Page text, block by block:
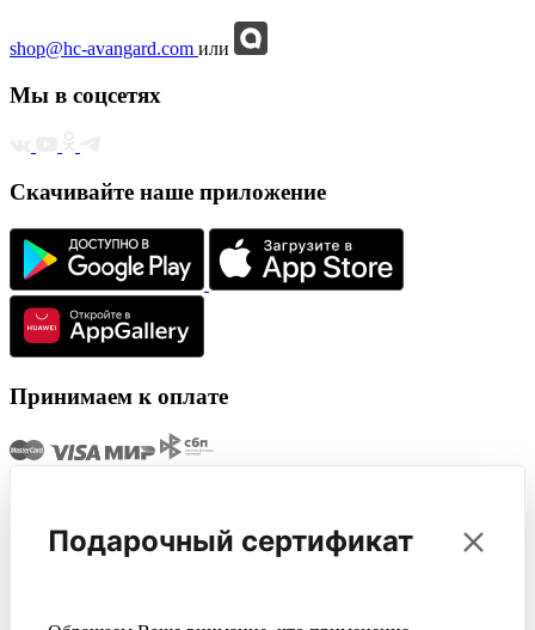
shop@hc-avangard.com или
Мы в соцсетях
Скачивайте наше приложение
Принимаем к оплате
Подарочный сертификат